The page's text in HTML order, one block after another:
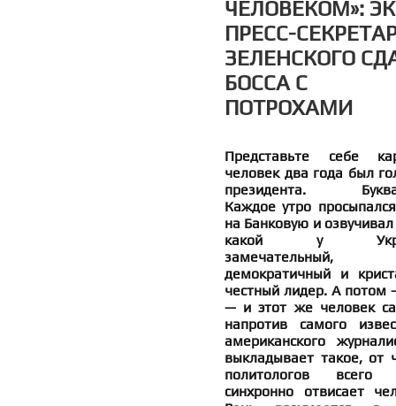
ЧЕЛОВЕКОМ»:
ПРЕСС-
ЗЕЛЕНСКОГО
БОССА С
ПОТРОХАМИ
Представьте себе
человек два года был
президента.
Каждое утро
на Банковую и
какой у
замечательный,
демократичный и
честный лидер. А потом
— и этот же человек
напротив самого
американского
выкладывает такое, от
политологов всего
синхронно отвисает